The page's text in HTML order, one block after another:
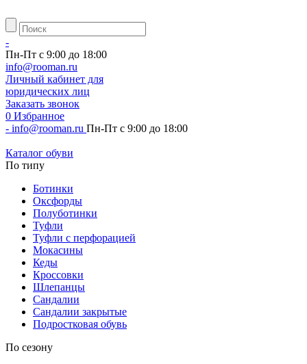
-
Пн-Пт с 9:00 до 18:00
info@rooman.ru
Личный кабинет для
юридических лиц
Заказать звонок
0 Избранное
- info@rooman.ru Пн-Пт с 9:00 до 18:00
Каталог обуви
По типу
Ботинки
Оксфорды
Полуботинки
Туфли
Туфли с перфорацией
Мокасины
Кеды
Кроссовки
Шлепанцы
Сандалии
Сандалии закрытые
Подростковая обувь
По сезону